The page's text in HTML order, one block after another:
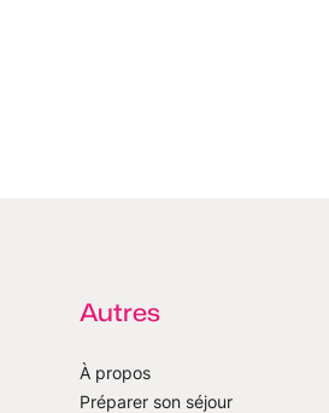
Autres
À propos
Préparer son séjour